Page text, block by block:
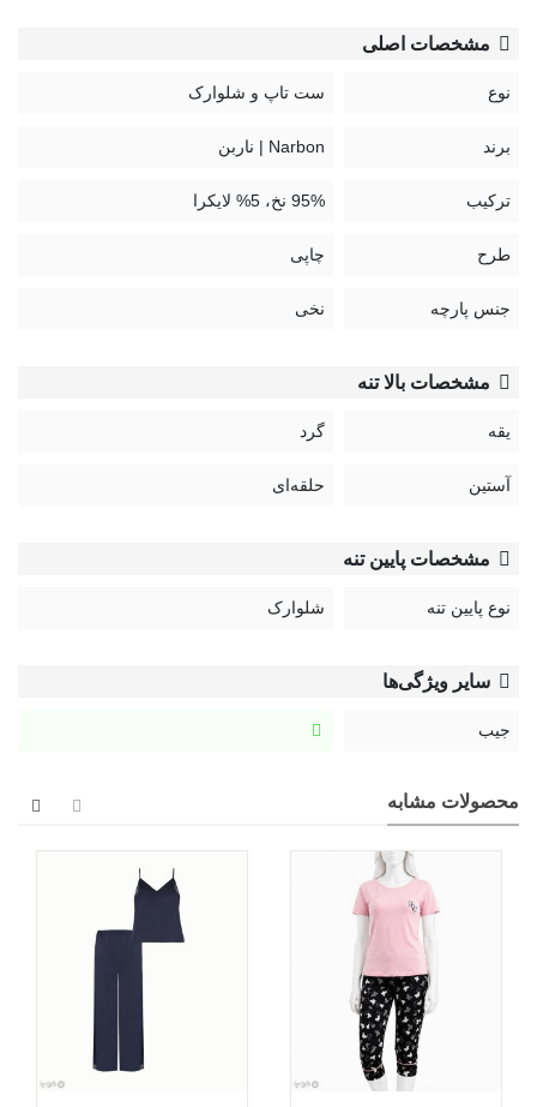
مشخصات اصلی
نوع ست تاپ و شلوارک
برند Narbon | ناربن
ترکیب 95% نخ، 5% لایکرا
طرح چاپی
جنس پارچه نخی
مشخصات بالا تنه
یقه گرد
آستین حلقه‌ای
مشخصات پایین تنه
نوع پایین تنه شلوارک
سایر ویژگی‌ها
جیب
محصولات مشابه